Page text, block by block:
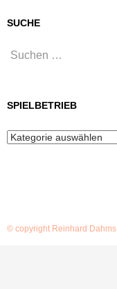
SUCHE
Suchen
SPIELBETRIEB
Spielbetrieb
© copyright Reinhard Dahms